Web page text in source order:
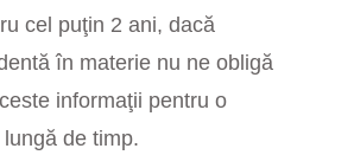
cel puţin 2 ani, dacă
în materie nu ne obligă
informaţii pentru o
de timp.